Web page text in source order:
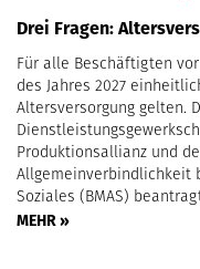
Drei Fragen:
Für alle Beschäftigten
des Jahres 2027
Altersversorgung gelten.
Produktionsallianz und
Allgemeinverbindlichkeit
Soziales (BMAS)
MEHR »